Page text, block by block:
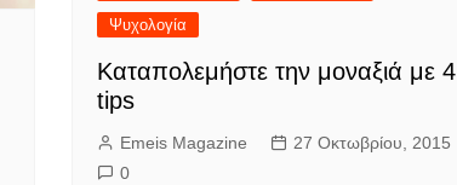
Ψυχολογία
Καταπολεμήστε την μοναξιά με 4
tips
Emeis Magazine
27 Οκτωβρίου, 2015
0